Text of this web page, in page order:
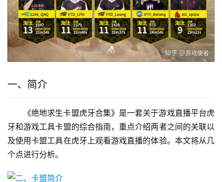
一、简介
《绝地求生卡盟虎牙合集》是一套关于游戏直播平台虎
牙和游戏工具卡盟的综合指南，重点介绍两者之间的关联以
及使用卡盟工具在虎牙上观看游戏直播的体验。本文将从几
个点进行分析。